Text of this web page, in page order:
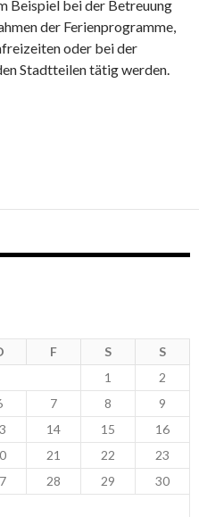
Beispiel bei der Betreuung
der Ferienprogramme,
oder bei der
Stadtteilen tätig werden.
gesucht
F S
S
1
2
7 8
9
14 15
16
21 22
23
28 29
30